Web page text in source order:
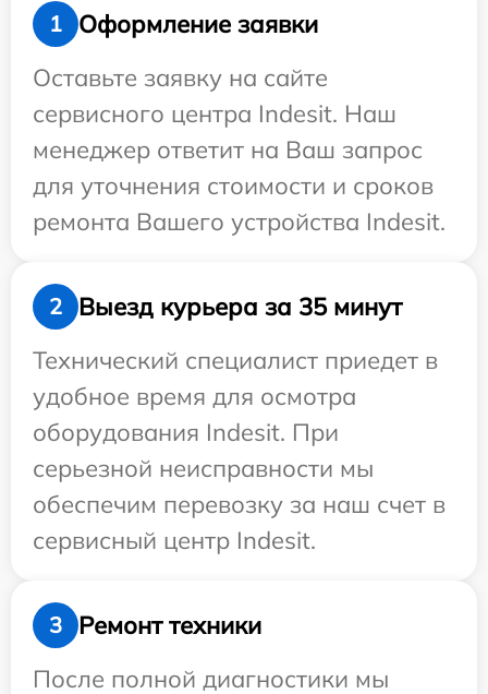
1
Оформление заявки
Оставьте заявку на сайте
сервисного центра Indesit. Наш
менеджер ответит на Ваш запрос
для уточнения стоимости и сроков
ремонта Вашего устройства Indesit.
2
Выезд курьера за 35 минут
Технический специалист приедет в
удобное время для осмотра
оборудования Indesit. При
серьезной неисправности мы
обеспечим перевозку за наш счет в
сервисный центр Indesit.
3
Ремонт техники
После полной диагностики мы